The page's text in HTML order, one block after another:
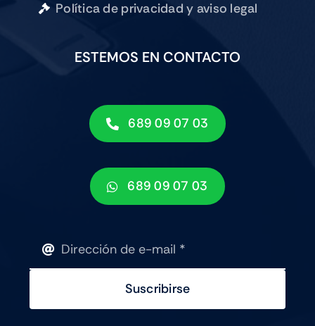
Política de privacidad y aviso legal
ESTEMOS EN CONTACTO
689 09 07 03
689 09 07 03
Suscribirse